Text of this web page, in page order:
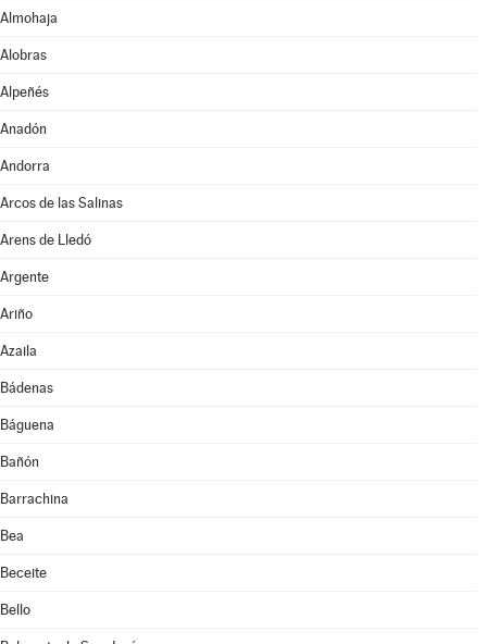
Almohaja
Alobras
Alpeñés
Anadón
Andorra
Arcos de las Salinas
Arens de Lledó
Argente
Ariño
Azaila
Bádenas
Báguena
Bañón
Barrachina
Bea
Beceite
Bello